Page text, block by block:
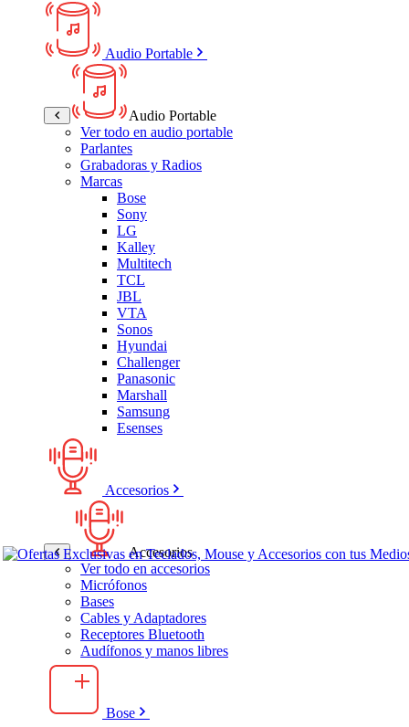
Audio Portable
Audio Portable
Ver todo en audio portable
Parlantes
Grabadoras y Radios
Marcas
Bose
Sony
LG
Kalley
Multitech
TCL
JBL
VTA
Sonos
Hyundai
Challenger
Panasonic
Marshall
Samsung
Esenses
Accesorios
Accesorios
Ver todo en accesorios
Micrófonos
Bases
Cables y Adaptadores
Receptores Bluetooth
Audífonos y manos libres
Bose